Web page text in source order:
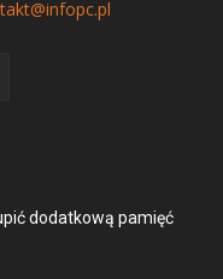
dodatkową pamięć